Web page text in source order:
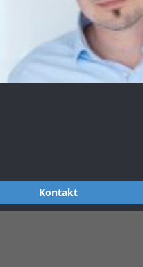
Kontakt